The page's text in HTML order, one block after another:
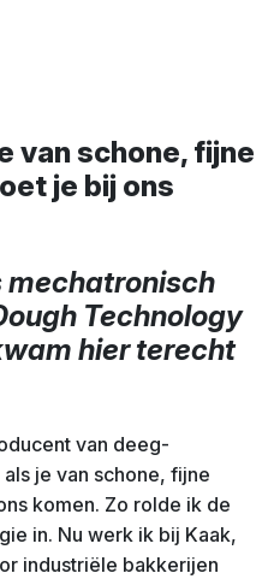
van schone, fijne
je bij ons
mechatronisch
Technology
hier terecht
van deeg­
je van schone, fijne
komen. Zo rolde ik de
in. Nu werk ik bij Kaak,
industriële bakkerijen